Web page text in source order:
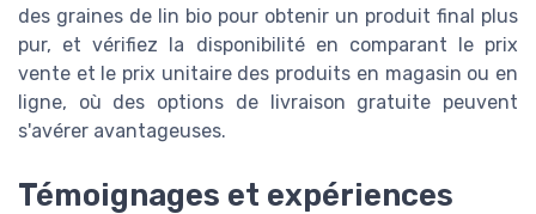
des graines de lin bio pour obtenir un produit final plus
pur, et vérifiez la disponibilité en comparant le prix
vente et le prix unitaire des produits en magasin ou en
ligne, où des options de livraison gratuite peuvent
s'avérer avantageuses.
Témoignages et expériences